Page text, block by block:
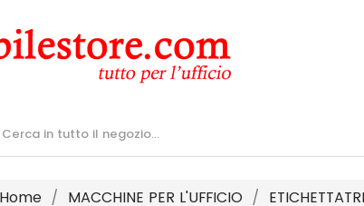
MACCHINE PER L'UFFICIO